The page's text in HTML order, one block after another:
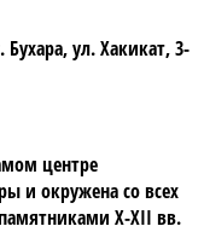
Бухара, ул. Хакикат, 3-
центре
и окружена со всех
X-XII вв.